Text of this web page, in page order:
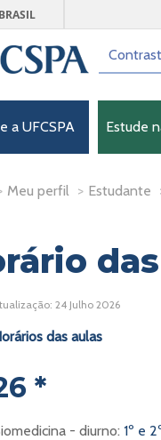
BRASIL
a UFCSPA Estude
Meu perfil > Estudante
24 Julho 2026
das aulas
*
- diurno: 1º e